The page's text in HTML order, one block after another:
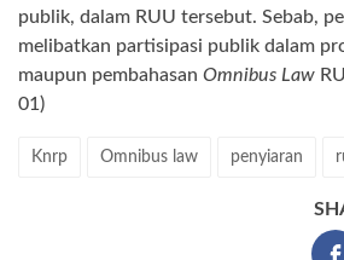
publik, dalam RUU tersebut. Sebab,
melibatkan partisipasi publik dalam
maupun pembahasan Omnibus Law
01)
Knrp Omnibus law penyiaran